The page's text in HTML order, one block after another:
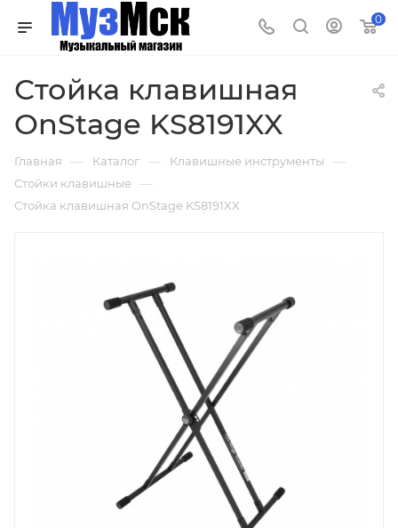
0
Стойка клавишная
OnStage KS8191XX
Главная — Каталог — Клавишные инструменты —
Стойки клавишные —
Стойка клавишная OnStage KS8191XX